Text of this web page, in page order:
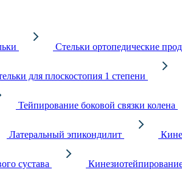
Стельки ортопедические
для плоскостопия 1 степени
Тейпирование боковой связки колена
Латеральный эпикондилит
сустава